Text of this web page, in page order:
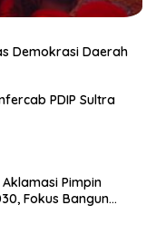
Demokrasi Daerah
PDIP Sultra
Pimpin
Fokus Bangun